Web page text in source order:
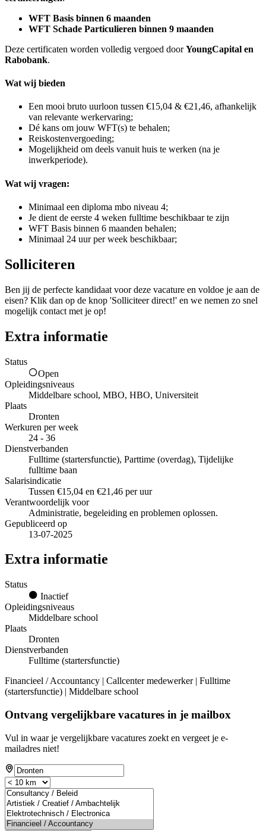
WFT Basis binnen 6 maanden
WFT Schade Particulieren binnen 9 maanden
Deze certificaten worden volledig vergoed doorYoungCapital en
Rabobank.
Wat wij bieden
Een mooi bruto uurloon tussen €15,04 & €21,46, afhankelijk
van relevante werkervaring;
Dé kans om jouw WFT(s) te behalen;
Reiskostenvergoeding;
Mogelijkheid om deels vanuit huis te werken (na je
inwerkperiode).
Wat wij vragen:
Minimaal een diploma mbo niveau 4;
Je dient de eerste 4 weken fulltime beschikbaar te zijn
WFT Basis binnen 6 maanden behalen;
Minimaal 24 uur per week beschikbaar;
Solliciteren
Ben jij de perfecte kandidaat voor deze vacature en voldoe je aan de
eisen? Klik dan op de knop 'Solliciteer direct!' en we nemen zo snel
mogelijk contact met je op!
Extra informatie
Status
Open
Opleidingsniveaus
Middelbare school, MBO, HBO, Universiteit
Plaats
Dronten
Werkuren per week
24 - 36
Dienstverbanden
Fulltime (startersfunctie), Parttime (overdag), Tijdelijke
fulltime baan
Salarisindicatie
Tussen €15,04 en €21,46 per uur
Verantwoordelijk voor
Administratie, begeleiding en problemen oplossen.
Gepubliceerd op
13-07-2025
Extra informatie
Status
Inactief
Opleidingsniveaus
Middelbare school
Plaats
Dronten
Dienstverbanden
Fulltime (startersfunctie)
Financieel / Accountancy | Callcenter medewerker | Fulltime
(startersfunctie) | Middelbare school
Ontvang vergelijkbare vacatures in je mailbox
Vul in waar je vergelijkbare vacatures zoekt en vergeet je e-
mailadres niet!